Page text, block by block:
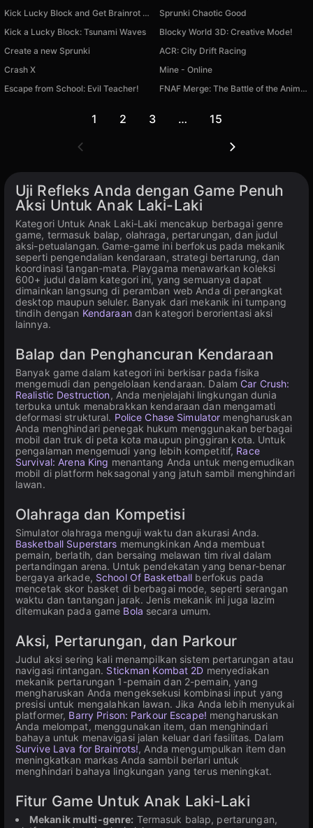
Kick Lucky Block and Get Brainrot Mine-Mobs!
Sprunki Chaotic Good
Kick a Lucky Block: Tsunami Waves
Blocky World 3D: Creative Mode!
Create a new Sprunki
ACR: City Drift Racing
Crash X
Mine - Online
Escape from School: Evil Teacher!
FNAF Merge: The Battle of the Animatronics
1 2 3 … 15
Uji Refleks Anda dengan Game Penuh
Aksi Untuk Anak Laki-Laki
Kategori Untuk Anak Laki-Laki mencakup berbagai genre
game, termasuk balap, olahraga, pertarungan, dan judul
aksi-petualangan. Game-game ini berfokus pada mekanik
seperti pengendalian kendaraan, strategi bertarung, dan
koordinasi tangan-mata. Playgama menawarkan koleksi
600+ judul dalam kategori ini, yang semuanya dapat
dimainkan langsung di peramban web Anda di perangkat
desktop maupun seluler. Banyak dari mekanik ini tumpang
tindih dengan Kendaraan dan kategori berorientasi aksi
lainnya.
Balap dan Penghancuran Kendaraan
Banyak game dalam kategori ini berkisar pada fisika
mengemudi dan pengelolaan kendaraan. Dalam Car Crush:
Realistic Destruction, Anda menjelajahi lingkungan dunia
terbuka untuk menabrakkan kendaraan dan mengamati
deformasi struktural. Police Chase Simulator mengharuskan
Anda menghindari penegak hukum menggunakan berbagai
mobil dan truk di peta kota maupun pinggiran kota. Untuk
pengalaman mengemudi yang lebih kompetitif, Race
Survival: Arena King menantang Anda untuk mengemudikan
mobil di platform heksagonal yang jatuh sambil menghindari
lawan.
Olahraga dan Kompetisi
Simulator olahraga menguji waktu dan akurasi Anda.
Basketball Superstars memungkinkan Anda membuat
pemain, berlatih, dan bersaing melawan tim rival dalam
pertandingan arena. Untuk pendekatan yang benar-benar
bergaya arkade, School Of Basketball berfokus pada
mencetak skor basket di berbagai mode, seperti serangan
waktu dan tantangan jarak. Jenis mekanik ini juga lazim
ditemukan pada game Bola secara umum.
Aksi, Pertarungan, dan Parkour
Judul aksi sering kali menampilkan sistem pertarungan atau
navigasi rintangan. Stickman Kombat 2D menyediakan
mekanik pertarungan 1-pemain dan 2-pemain, yang
mengharuskan Anda mengeksekusi kombinasi input yang
presisi untuk mengalahkan lawan. Jika Anda lebih menyukai
platformer, Barry Prison: Parkour Escape! mengharuskan
Anda melompat, menggunakan item, dan menghindari
bahaya untuk menavigasi jalan keluar dari fasilitas. Dalam
Survive Lava for Brainrots!, Anda mengumpulkan item dan
meningkatkan markas Anda sambil berlari untuk
menghindari bahaya lingkungan yang terus meningkat.
Fitur Game Untuk Anak Laki-Laki
Mekanik multi-genre: Termasuk balap, pertarungan,